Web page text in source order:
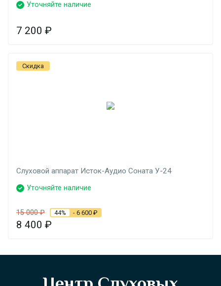
Уточняйте наличие
7 200 ₽
Слуховой аппарат Исток-Аудио Соната У-24
Скидка
Уточняйте наличие
15 000₽ 44% - 6 600 ₽
8 400 ₽